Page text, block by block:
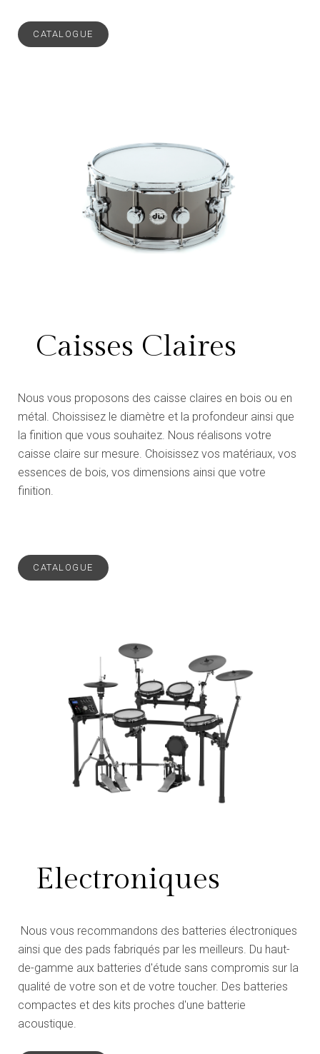
CATALOGUE
Caisses Claires
Nous vous proposons des caisse claires en bois ou en
métal. Choissisez le diamètre et la profondeur ainsi que
la finition que vous souhaitez. Nous réalisons votre
caisse claire sur mesure. Choisissez vos matériaux, vos
essences de bois, vos dimensions ainsi que votre
finition.
CATALOGUE
Electroniques
Nous vous recommandons des batteries électroniques
ainsi que des pads fabriqués par les meilleurs. Du haut-
de-gamme aux batteries d'étude sans compromis sur la
qualité de votre son et de votre toucher. Des batteries
compactes et des kits proches d'une batterie
acoustique.